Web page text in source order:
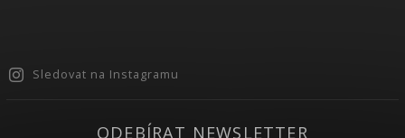
Sledovat na Instagramu
ODEBÍRAT NEWSLETTER